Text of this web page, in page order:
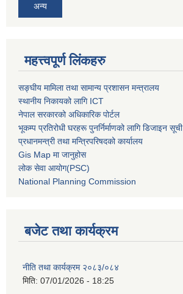
अन्य
महत्त्वपूर्ण लिंकहरु
सङ्घीय मामिला तथा सामान्य प्रशासन मन्त्रालय
स्थानीय निकायको लागि ICT
नेपाल सरकारको अधिकारिक पोर्टल
भूकम्प प्रतिरोधी घरहरू पुनर्निर्माणको लागि डिजाइन सूची
प्रधानमन्त्री तथा मन्त्रिपरिषदको कार्यालय
Gis Map मा जानुहोस
लोक सेवा आयोग(PSC)
National Planning Commission
बजेट तथा कार्यक्रम
नीति तथा कार्यक्रम २०८३/०८४
मिति: 07/01/2026 - 18:25